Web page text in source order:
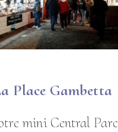
Place Gambetta
mini Central Parc